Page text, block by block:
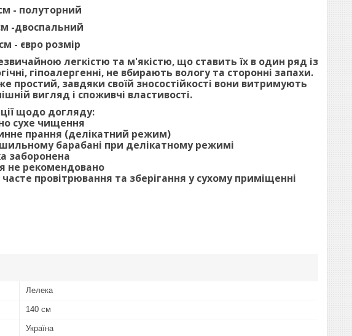
- полуторний
-двоспальний
- євро розмір
легкістю та м'якістю, що ставить їх в один ряд із
гіпоалергенні, не вбирають вологу та сторонні запахи.
завдяки своїй зносостійкості вони витримують
вигляд і споживчі властивості.
щодо догляду:
сухе чищення
прання (делікатний режим)
барабані при делікатному режимі
заборонена
не рекомендовано
провітрювання та зберігання у сухому приміщенні
Лелека
140 см
Україна